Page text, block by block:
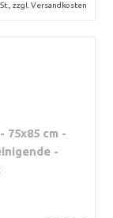
zzgl. Versandkosten
75x85 cm -
-